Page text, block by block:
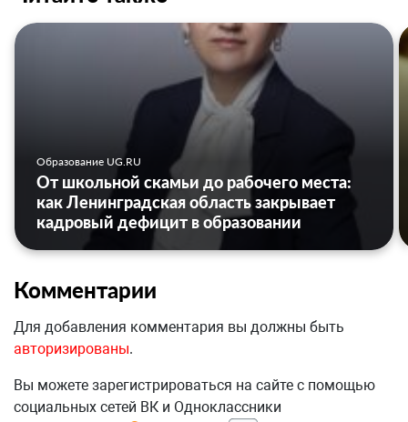
Образование UG.RU
От школьной скамьи до рабочего места:
как Ленинградская область закрывает
кадровый дефицит в образовании
Комментарии
Для добавления комментария вы должны быть
авторизированы.
Вы можете зарегистрироваться на сайте с помощью
социальных сетей ВК и Одноклассники